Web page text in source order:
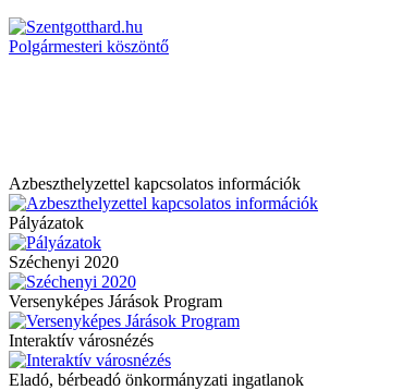
Polgármesteri köszöntő
Azbeszthelyzettel kapcsolatos információk
Pályázatok
Széchenyi 2020
Versenyképes Járások Program
Interaktív városnézés
Eladó, bérbeadó önkormányzati ingatlanok